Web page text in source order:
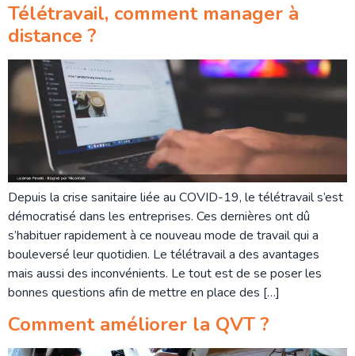
Télétravail, comment manager à
distance ?
Depuis la crise sanitaire liée au COVID-19, le télétravail s’est
démocratisé dans les entreprises. Ces dernières ont dû
s’habituer rapidement à ce nouveau mode de travail qui a
bouleversé leur quotidien. Le télétravail a des avantages
mais aussi des inconvénients. Le tout est de se poser les
bonnes questions afin de mettre en place des […]
Comment améliorer la QVT ?